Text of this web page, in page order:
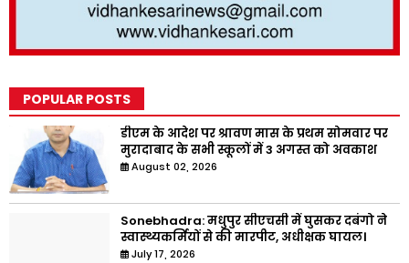
POPULAR POSTS
डीएम के आदेश पर श्रावण मास के प्रथम सोमवार पर
मुरादाबाद के सभी स्कूलों में 3 अगस्त को अवकाश
August 02, 2026
Sonebhadra: मधुपुर सीएचसी में घुसकर दबंगो ने
स्वास्थ्यकर्मियों से की मारपीट, अधीक्षक घायल।
July 17, 2026